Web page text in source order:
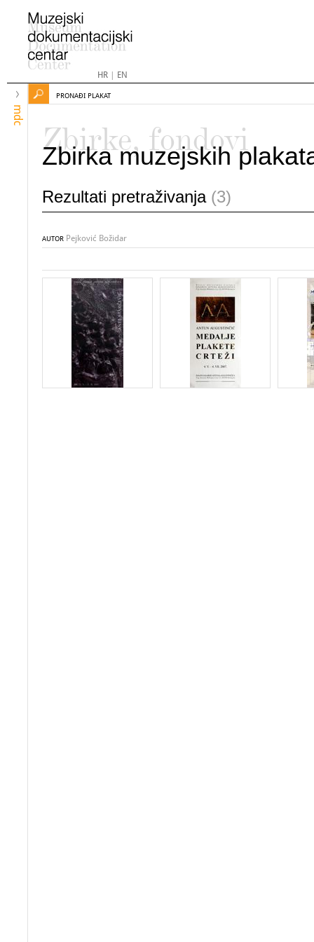
HR| EN
mdc
PRONAĐI PLAKAT
Zbirke, fondovi
Zbirka muzejskih
Rezultati pretraživanja (3)
AUTOR Pejković Božidar